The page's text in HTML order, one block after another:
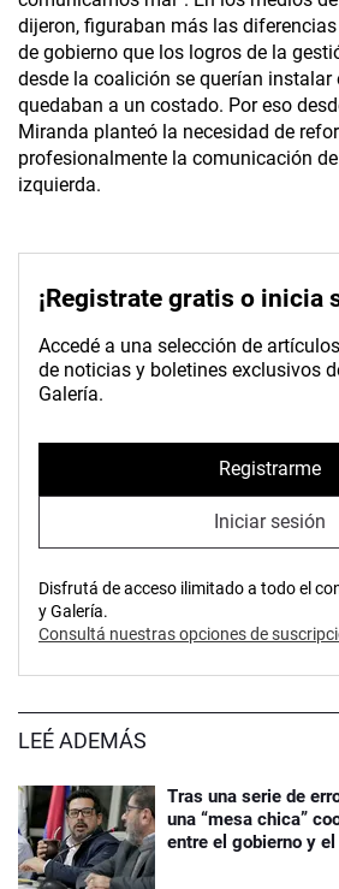
dijeron, figuraban más las
de gobierno que los logros de la
desde la coalición se querían instalar
quedaban a un costado. Por eso
Miranda planteó la necesidad de
profesionalmente la comunicación
izquierda.
¡Registrate gratis o inicia
Accedé a una selección de
de noticias y boletines exclusivos
Galería.
Registrarme
Iniciar sesión
Disfrutá de acceso ilimitado a todo el
y Galería.
Consultá nuestras opciones de
LEÉ ADEMÁS
Tras una serie de
una “mesa chica”
entre el gobierno y